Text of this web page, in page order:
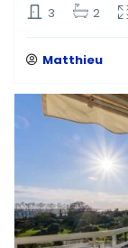
3
2
Matthieu